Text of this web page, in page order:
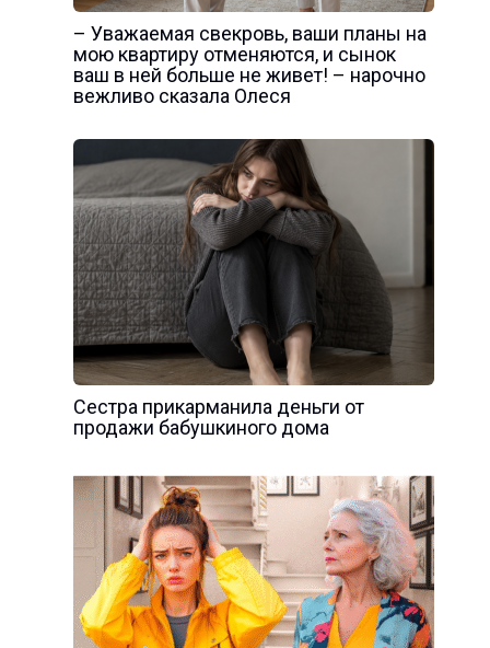
– Уважаемая свекровь, ваши планы на
мою квартиру отменяются, и сынок
ваш в ней больше не живет! – нарочно
вежливо сказала Олеся
Сестра прикарманила деньги от
продажи бабушкиного дома